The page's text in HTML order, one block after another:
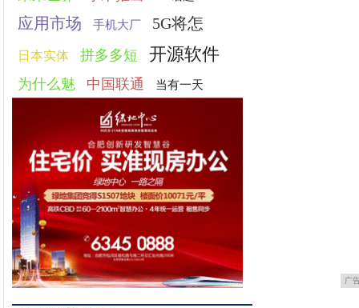
应用市场 手机大厂 5G将怎
日本实体 拼多多短 开源软件
为什么魅 中国联通 当有一天
广